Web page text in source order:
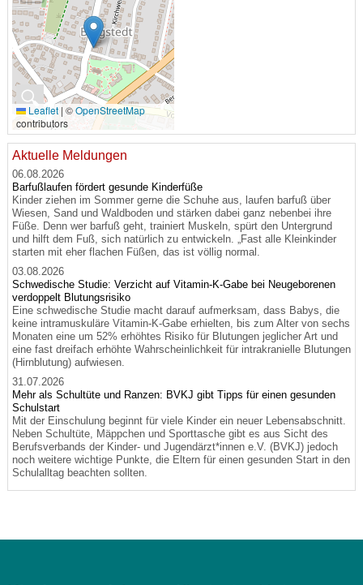
🔍
Leaflet | ©OpenStreetMap
contributors
Aktuelle Meldungen
06.08.2026
Barfußlaufen fördert gesunde Kinderfüße
Kinder ziehen im Sommer gerne die Schuhe aus, laufen barfuß über
Wiesen, Sand und Waldboden und stärken dabei ganz nebenbei ihre
Füße. Denn wer barfuß geht, trainiert Muskeln, spürt den Untergrund
und hilft dem Fuß, sich natürlich zu entwickeln. „Fast alle Kleinkinder
starten mit eher flachen Füßen, das ist völlig normal.
03.08.2026
Schwedische Studie: Verzicht auf Vitamin-K-Gabe bei Neugeborenen
verdoppelt Blutungsrisiko
Eine schwedische Studie macht darauf aufmerksam, dass Babys, die
keine intramuskuläre Vitamin-K-Gabe erhielten, bis zum Alter von sechs
Monaten eine um 52% erhöhtes Risiko für Blutungen jeglicher Art und
eine fast dreifach erhöhte Wahrscheinlichkeit für intrakranielle Blutungen
(Hirnblutung) aufwiesen.
31.07.2026
Mehr als Schultüte und Ranzen: BVKJ gibt Tipps für einen gesunden
Schulstart
Mit der Einschulung beginnt für viele Kinder ein neuer Lebensabschnitt.
Neben Schultüte, Mäppchen und Sporttasche gibt es aus Sicht des
Berufsverbands der Kinder- und Jugendärzt*innen e.V. (BVKJ) jedoch
noch weitere wichtige Punkte, die Eltern für einen gesunden Start in den
Schulalltag beachten sollten.